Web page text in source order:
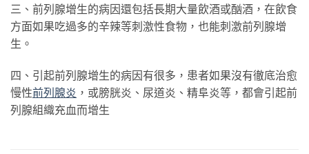
三、前列腺增生的病因還包括長期大量飲酒或酗酒，在飲食
方面如果吃過多的辛辣等刺激性食物，也能刺激前列腺增
生。
四、引起前列腺增生的病因有很多，患者如果沒有徹底治愈
慢性前列腺炎 ，或膀胱炎、尿道炎、精阜炎等，都會引起前
列腺組織充血而增生